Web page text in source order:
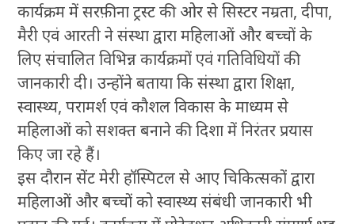
कार्यक्रम में सरफ़ीना ट्रस्ट की ओर से सिस्टर नम्रता, दीपा,
मैरी एवं आरती ने संस्था द्वारा महिलाओं और बच्चों के
लिए संचालित विभिन्न कार्यक्रमों एवं गतिविधियों की
जानकारी दी। उन्होंने बताया कि संस्था द्वारा शिक्षा,
स्वास्थ्य, परामर्श एवं कौशल विकास के माध्यम से
महिलाओं को सशक्त बनाने की दिशा में निरंतर प्रयास
किए जा रहे हैं।
इस दौरान सेंट मेरी हॉस्पिटल से आए चिकित्सकों द्वारा
महिलाओं और बच्चों को स्वास्थ्य संबंधी जानकारी भी